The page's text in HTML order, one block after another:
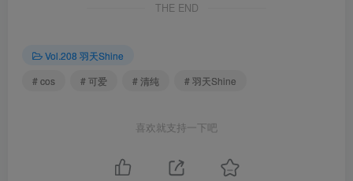
THE END
Vol.208 羽天Shine
# cos
# 可爱 # 清纯 # 羽天Shine
喜欢就支持一下吧